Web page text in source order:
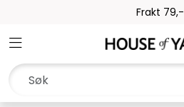
Frakt 79,-
Toggle navigation
Oppskrifter